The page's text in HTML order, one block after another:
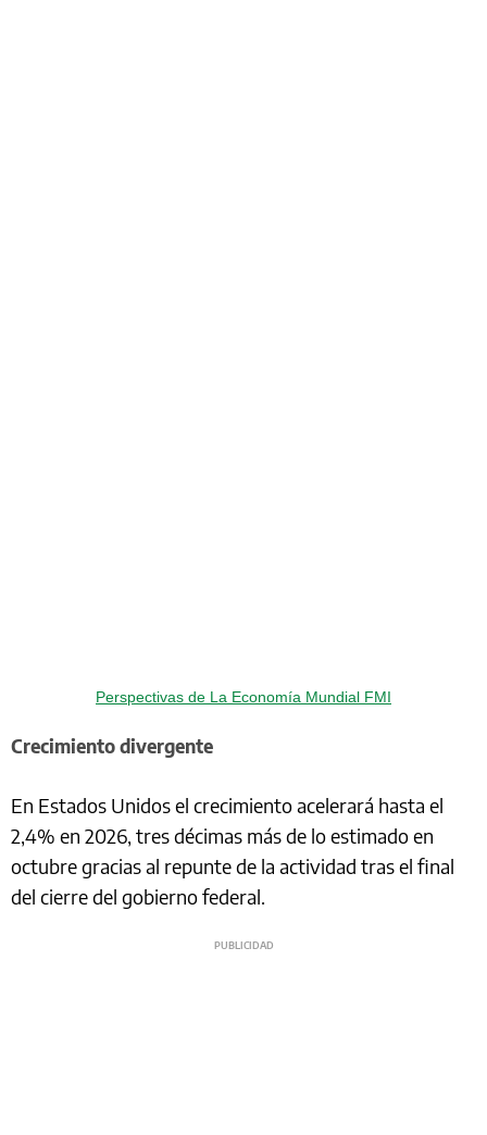
Perspectivas de La Economía Mundial FMI
Crecimiento divergente
En Estados Unidos el crecimiento acelerará hasta el
2,4% en 2026, tres décimas más de lo estimado en
octubre gracias al repunte de la actividad tras el final
del cierre del gobierno federal.